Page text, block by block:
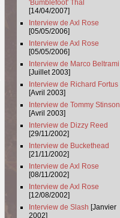
'Bumblefoot' Thal
[14/04/2007]
Interview de Axl Rose
[05/05/2006]
Interview de Axl Rose
[05/05/2006]
Interview de Marco Beltrami
[Juillet 2003]
Interview de Richard Fortus
[Avril 2003]
Interview de Tommy Stinson
[Avril 2003]
Interview de Dizzy Reed
[29/11/2002]
Interview de Buckethead
[21/11/2002]
Interview de Axl Rose
[08/11/2002]
Interview de Axl Rose
[12/08/2002]
Interview de Slash [Janvier
2002]